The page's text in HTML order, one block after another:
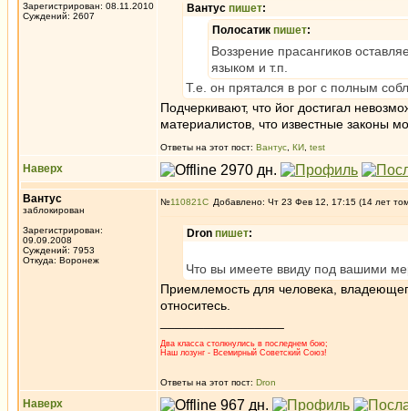
Зарегистрирован: 08.11.2010
Суждений: 2607
Вантус пишет:
Полосатик пишет:
Воззрение прасангиков
языком и т.п.
Т.е. он прятался в рог с полным
Подчеркивают, что йог достигал
материалистов, что известные законы
Ответы на этот пост: Вантус КИ test
Наверх
Вантус
заблокирован
Зарегистрирован:
09.09.2008
Суждений: 7953
Откуда: Воронеж
№110821 Добавлено: Чт 23 Фев 12, 17:15 (14 лет
Dron пишет:
Что вы имеете ввиду под вашими
Приемлемость для человека,
относитесь.
Два класса столкнулись в последнем бою;
Наш лозунг - Всемирный Советский Союз!
Ответы на этот пост: Dron
Наверх